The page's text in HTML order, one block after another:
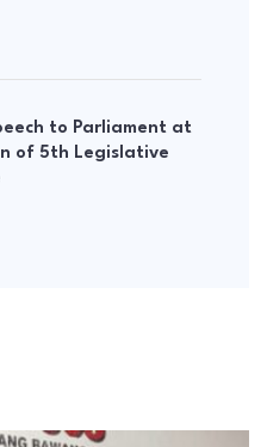
to Parliament at
of 5th Legislative